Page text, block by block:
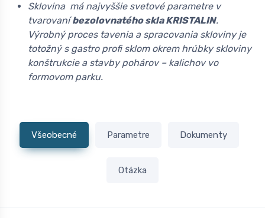
Sklovina má najvyššie svetové parametre v
tvarovaníbezolovnatého skla KRISTALIN.
Výrobný proces tavenia a spracovania skloviny je
totožný s gastro profi sklom okrem hrúbky skloviny
konštrukcie a stavby pohárov – kalichov vo
formovom parku.
Všeobecné Parametre Dokumenty
Otázka